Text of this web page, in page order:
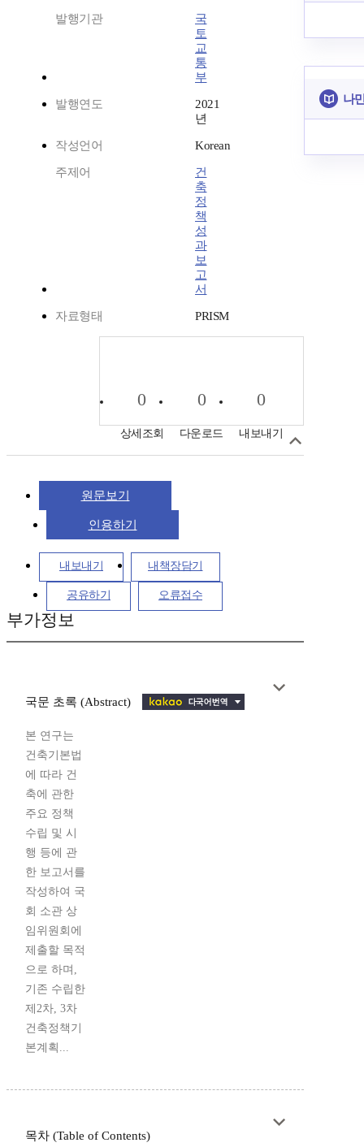
발행기관
국
토
교
통
부
발행연도
2021
년
작성언어 Korean
주제어
건
축
정
책
성
과
보
고
서
자료형태 PRISM
0
상세조회
0
다운로드
0
내보내기
원문보기
인용하기
내보내기 내책장담기
공유하기 오류접수
부가정보
국문 초록 (Abstract)
본 연구는
건축기본법
에 따라 건
축에 관한
주요 정책
수립 및 시
행 등에 관
한 보고서를
작성하여 국
회 소관 상
임위원회에
제출할 목적
으로 하며,
기존 수립한
제2차, 3차
건축정책기
본계획...
목차 (Table of Contents)
나